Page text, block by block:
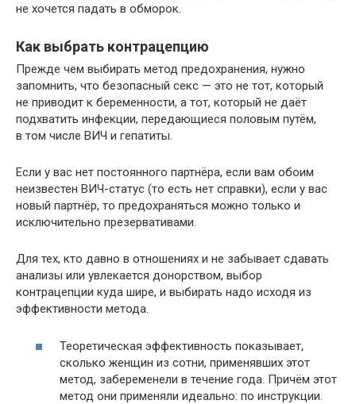
не хочется падать в обморок.
Как выбрать контрацепцию
Прежде чем выбирать метод предохранения, нужно
запомнить, что безопасный секс — это не тот, который
не приводит к беременности, а тот, который не даёт
подхватить инфекции, передающиеся половым путём,
в том числе ВИЧ и гепатиты.
Если у вас нет постоянного партнёра, если вам обоим
неизвестен ВИЧ-статус (то есть нет справки), если у вас
новый партнёр, то предохраняться можно только и
исключительно презервативами.
Для тех, кто давно в отношениях и не забывает сдавать
анализы или увлекается донорством, выбор
контрацепции куда шире, и выбирать надо исходя из
эффективности метода.
Теоретическая эффективность показывает,
сколько женщин из сотни, применявших этот
метод, забеременели в течение года. Причём этот
метод они применяли идеально: по инструкции.